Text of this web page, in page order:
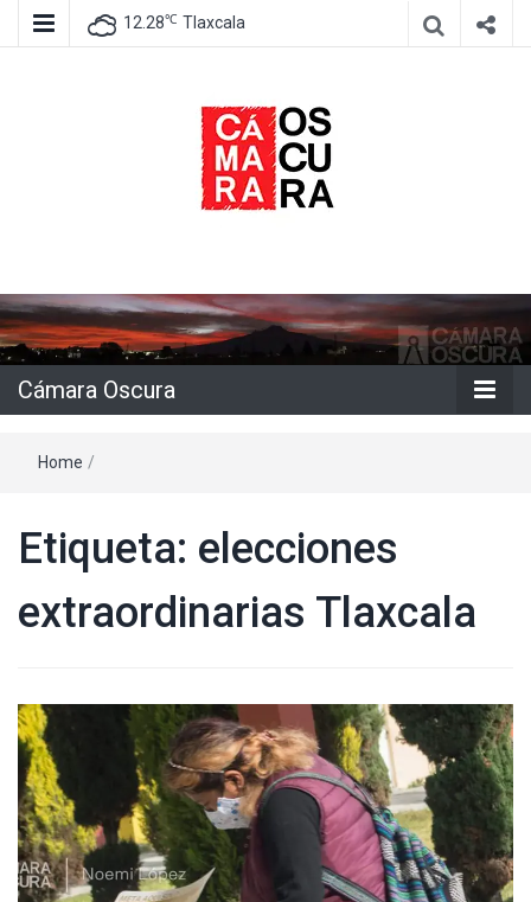
12.28℃ Tlaxcala
Cámara
Oscura
Cámara Oscura
Home /
Etiqueta: elecciones
extraordinarias Tlaxcala